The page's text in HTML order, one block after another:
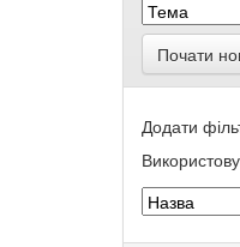
Почати
Додати